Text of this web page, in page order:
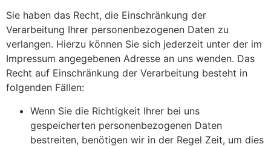
Sie haben das Recht, die Einschränkung der
Verarbeitung Ihrer personenbezogenen Daten zu
verlangen. Hierzu können Sie sich jederzeit unter der im
Impressum angegebenen Adresse an uns wenden. Das
Recht auf Einschränkung der Verarbeitung besteht in
folgenden Fällen:
Wenn Sie die Richtigkeit Ihrer bei uns
gespeicherten personenbezogenen Daten
bestreiten, benötigen wir in der Regel Zeit, um dies